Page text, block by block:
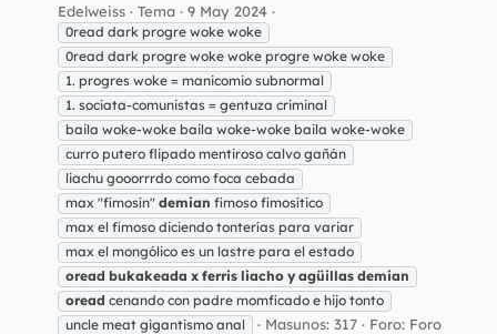
Edelweiss Tema 9 May 2024
0read dark progre woke woke
0read dark progre woke woke progre woke woke
1. progres woke = manicomio subnormal
1. sociata-comunistas = gentuza criminal
baila woke-woke baila woke-woke baila woke-woke
curro putero flipado mentiroso calvo gañán
liachu gooorrrdo como foca cebada
max "fimosín" demian fimoso fimosítico
max el fimoso diciendo tonterías para variar
max el mongólico es un lastre para el estado
oread bukakeada x ferris liacho y agüillas demian
oread cenando con padre momficado e hijo tonto
uncle meat gigantismo anal
Masunos: 317 Foro: Foro